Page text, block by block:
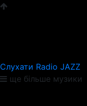
Слухати Radio JAZZ
ще більше музики